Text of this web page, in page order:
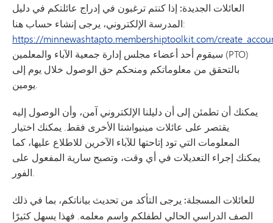
العائلات الجديدة: إذا كنتم ترغبون في إدراج عائلتكم في دليل
المدرسة الإلكتروني، يرجى إنشاء حساب هنا:
https://minnewashtapto.membershiptoolkit.com/
سيقوم أحد أعضاء مجلس إدارة جمعية الآباء والمعلمين (PTO)
بالتحقق من معلوماتكم ومنحكم حق الوصول خلال يوم إلى
يومين.
يمكنك أن تطمئن إلى أن دليلنا الإلكتروني آمن، وأن الوصول إليه
يقتصر على عائلات مينيواشتا الأخرى فقط. يمكنك اختيار
المعلومات التي تود إتاحتها للآباء الآخرين للاطلاع عليها، كما
يمكنك إجراء التعديلات في أي وقت، وتصبح سارية المفعول على
الفور.
للعائلات المسجلة: يرجى التأكد من تحديث بياناتكم، بما في ذلك
الصف الدراسي الحالي لطفلكم واسم معلمه. فهذا يسهل كثيرًا